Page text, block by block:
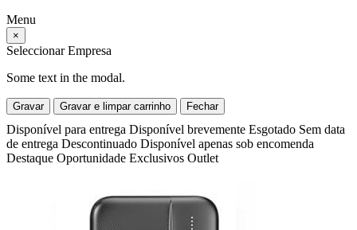
Menu
×
Seleccionar Empresa
Some text in the modal.
Gravar Gravar e limpar carrinho Fechar
Disponível para entrega Disponível brevemente Esgotado Sem data
de entrega Descontinuado Disponível apenas sob encomenda
Destaque Oportunidade Exclusivos Outlet